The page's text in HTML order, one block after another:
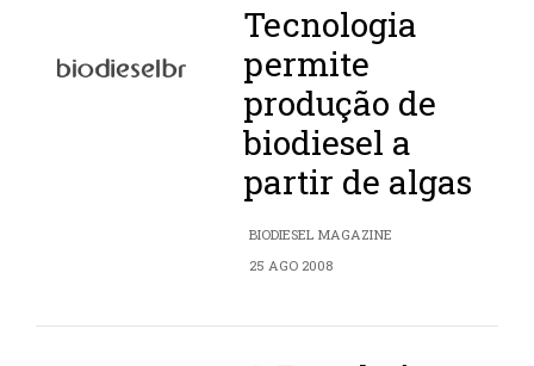
Tecnologia
permite
produção de
biodiesel a
partir de algas
BIODIESEL MAGAZINE
25 AGO 2008